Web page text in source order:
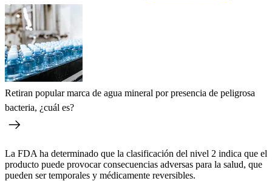
Retiran popular marca de agua mineral por presencia de peligrosa
bacteria, ¿cuál es?
La FDA ha determinado que la clasificación del nivel 2 indica que el
producto puede provocar consecuencias adversas para la salud, que
pueden ser temporales y médicamente reversibles.